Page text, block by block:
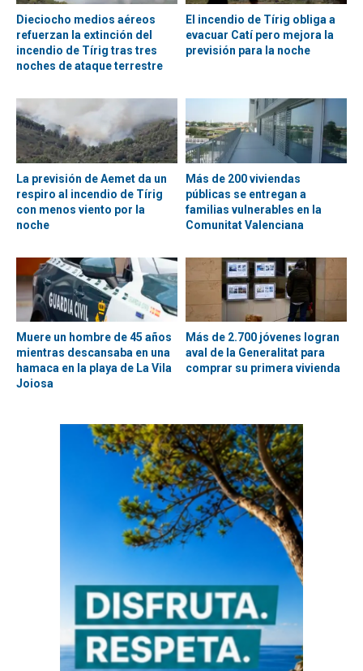
Dieciocho medios aéreos
refuerzan la extinción del
incendio de Tírig tras tres
noches de ataque terrestre
El incendio de Tírig obliga a
evacuar Catí pero mejora la
previsión para la noche
La previsión de Aemet da un
respiro al incendio de Tírig
con menos viento por la
noche
Más de 200 viviendas
públicas se entregan a
familias vulnerables en la
Comunitat Valenciana
Muere un hombre de 45 años
mientras descansaba en una
hamaca en la playa de La Vila
Joiosa
Más de 2.700 jóvenes logran
aval de la Generalitat para
comprar su primera vivienda